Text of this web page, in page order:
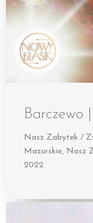
Barczewo
Nasz Zabytek /
Mazurskie, Nasz
2022